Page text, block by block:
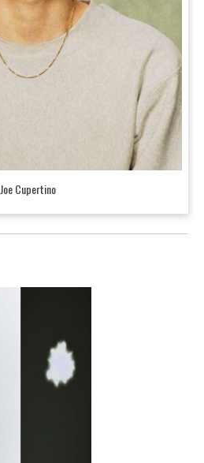
Joe Cupertino